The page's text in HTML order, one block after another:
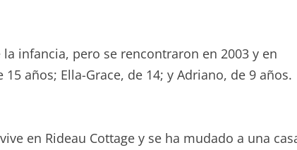
infancia, pero se rencontraron en 2003 y en
años; Ella-Grace, de 14; y Adriano, de 9 años.
en Rideau Cottage y se ha mudado a una